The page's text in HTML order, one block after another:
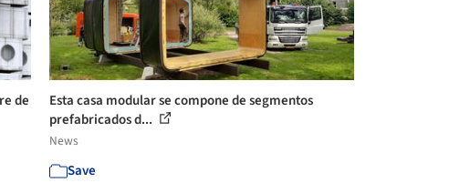
de
Esta casa modular se compone de segmentos
prefabricados d...
News
Save